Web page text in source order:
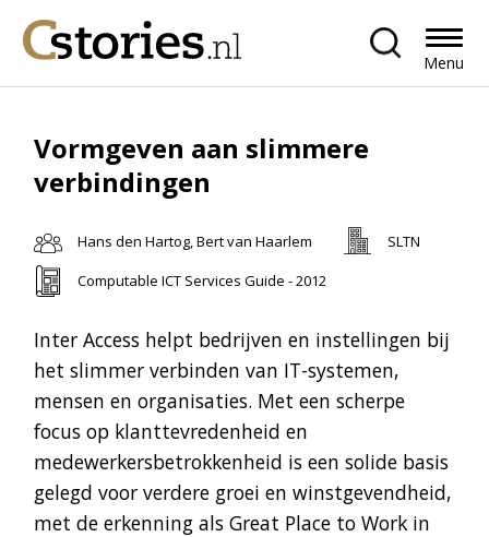
Menu
Vormgeven aan slimmere
verbindingen
Hans den Hartog, Bert van Haarlem
SLTN
Computable ICT Services Guide - 2012
Inter Access helpt bedrijven en instellingen bij
het slimmer verbinden van IT-systemen,
mensen en organisaties. Met een scherpe
focus op klanttevredenheid en
medewerkersbetrokkenheid is een solide basis
gelegd voor verdere groei en winstgevendheid,
met de erkenning als Great Place to Work in